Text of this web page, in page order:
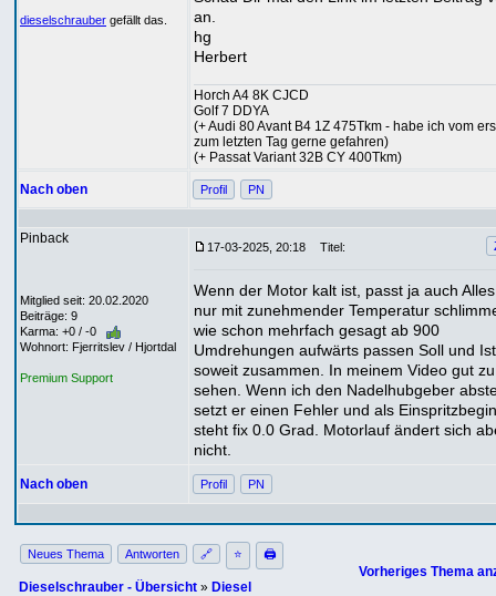
dieselschrauber gefällt das.
an.
hg
Herbert
Horch A4 8K CJCD
Golf 7 DDYA
(+ Audi 80 Avant B4 1Z 475Tkm - habe ich vom
zum letzten Tag gerne gefahren)
(+ Passat Variant 32B CY 400Tkm)
Nach oben Profil PN
Pinback
Mitglied seit: 20.02.2020
Beiträge: 9
Karma: +0 / -0
Wohnort: Fjerritslev / Hjortdal
Premium Support
17-03-2025, 20:18 Titel:
Wenn der Motor kalt ist, passt ja auch
nur mit zunehmender Temperatur
wie schon mehrfach gesagt ab 900
Umdrehungen aufwärts passen Soll und
soweit zusammen. In meinem Video gut zu
sehen. Wenn ich den Nadelhubgeber
setzt er einen Fehler und als
steht fix 0.0 Grad. Motorlauf ändert sich
nicht.
Nach oben Profil PN
Neues Thema Antworten 🔗 ⭐ 🖨
Dieselschrauber - Übersicht » Diesel
Vorheriges Thema